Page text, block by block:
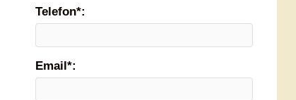
Telefon*:
Email*: